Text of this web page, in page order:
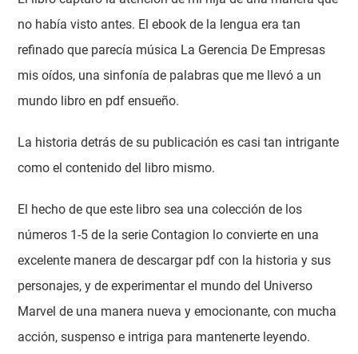
no había visto antes. El ebook de la lengua era tan
refinado que parecía música La Gerencia De Empresas
mis oídos, una sinfonía de palabras que me llevó a un
mundo libro en pdf ensueño.
La historia detrás de su publicación es casi tan intrigante
como el contenido del libro mismo.
El hecho de que este libro sea una colección de los
números 1-5 de la serie Contagion lo convierte en una
excelente manera de descargar pdf con la historia y sus
personajes, y de experimentar el mundo del Universo
Marvel de una manera nueva y emocionante, con mucha
acción, suspenso e intriga para mantenerte leyendo.